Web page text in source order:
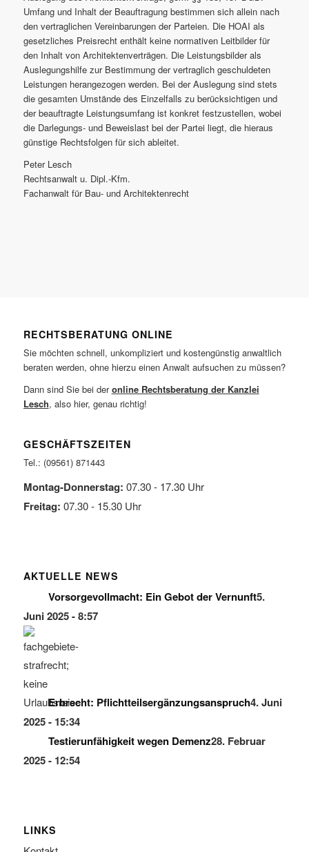
Umfang und Inhalt der Beauftragung bestimmen sich allein nach
den vertraglichen Vereinbarungen der Parteien. Die HOAI als
gesetzliches Preisrecht enthält keine normativen Leitbilder für
den Inhalt von Architektenverträgen. Die Leistungsbilder als
Auslegungshilfe zur Bestimmung der vertraglich geschuldeten
Leistungen herangezogen werden. Bei der Auslegung sind stets
die gesamten Umstände des Einzelfalls zu berücksichtigen und
der beauftragte Leistungsumfang ist konkret festzustellen, wobei
die Darlegungs- und Beweislast bei der Partei liegt, die hieraus
günstige Rechtsfolgen für sich ableitet.
Peter Lesch
Rechtsanwalt u. Dipl.-Kfm.
Fachanwalt für Bau- und Architektenrecht
RECHTSBERATUNG ONLINE
Sie möchten schnell, unkompliziert und kostengünstig anwaltlich
beraten werden, ohne hierzu einen Anwalt aufsuchen zu müssen?
Dann sind Sie bei deronline Rechtsberatung der Kanzlei
Lesch, also hier, genau richtig!
GESCHÄFTSZEITEN
Tel.: (09561) 871443
Montag-Donnerstag: 07.30 - 17.30 Uhr
Freitag: 07.30 - 15.30 Uhr
AKTUELLE NEWS
Vorsorgevollmacht: Ein Gebot der Vernunft5.
Juni 2025 - 8:57
Erbrecht: Pflichtteilsergänzungsanspruch4. Juni
2025 - 15:34
Testierunfähigkeit wegen Demenz28. Februar
2025 - 12:54
LINKS